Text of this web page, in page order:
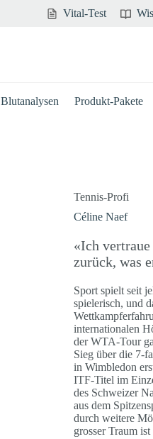
Vital-Test
Blutanalysen Produkt-Pakete
Tennis-Profi
Céline Naef
«Ich
zurück, was
Sport spielt seit
spielerisch, und
internationalen
der WTA-Tour
Sieg über die 7-
in Wimbledon
ITF-Titel im
des Schweizer
aus dem
durch weitere
grosser Traum